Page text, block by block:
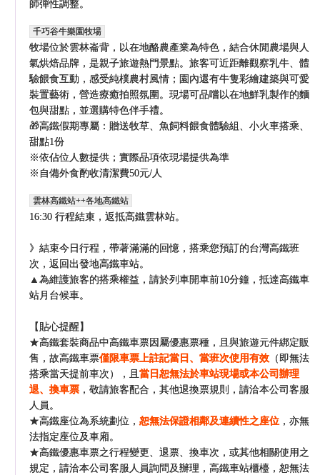
師彈性調整。
千巧谷牛樂園牧場
牧場位於雲林崙背，以在地酪農產業為特色，結合休閒農場與人
氣烘焙品牌，是親子旅遊熱門景點。旅客可近距離觀察乳牛、體
驗餵食互動，感受純樸農村風情；園內還有牛隻彩繪建築與可愛
裝置藝術，營造療癒拍照氛圍。現場可品嚐以在地鮮乳製作的麵
包與甜點，並選購特色伴手禮。
🎁高鐵假期專屬：贈送牧草、魚飼料餵食體驗組、小火車搭乘、
甜點1份
※依佔位人數提供；實際品項依現場提供為準
※自備外食酌收清潔費50元/人
雲林高鐵站++各地高鐵站
16:30 行程結束，返抵高鐵雲林站。
》結束今日行程，帶著滿滿的回憶，搭乘您預訂的台灣高鐵班
次，返回出發地高鐵車站。
▲為維護旅客的搭乘權益，請於列車開車前10分鐘，抵達高鐵車
站月台候車。
【貼心提醒】
★高鐵套裝商品中高鐵車票因屬優惠票種，且與旅遊元件綁定販
售，故高鐵車票僅限車票上註記當日、當班次使用有效 （即無法
搭乘當天提前車次），且當日恕無法於車站現場或本公司辦理
退、換車票 ，敬請旅客配合，其他退換票規則，請洽本公司客服
人員。
★高鐵座位為系統劃位， 恕無法保證相鄰及連續性之座位 ，亦無
法指定座位及車廂。
★高鐵優惠車票之行程變更、退票、換車次，或其他相關使用之
規定，請洽本公司客服人員詢問及辦理，高鐵車站櫃檯，恕無法